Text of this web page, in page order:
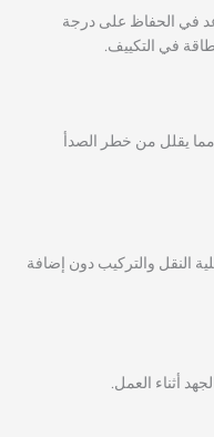
في الحفاظ على درجة
في التكييف.
يقلل من خطر الصدأ
النقل والتركيب دون إضافة
أثناء العمل.